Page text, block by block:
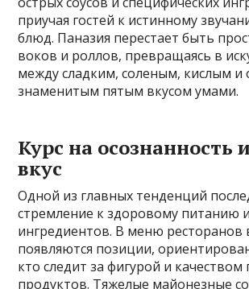
приучая гостей к истинному
блюд. Паназия перестает быть
воков и роллов, превращаясь в
между сладким, соленым, кислым
знаменитым пятым вкусом умами.
Курс на осознанность
вкус
Одной из главных тенденций
стремление к здоровому питанию
ингредиентов. В меню ресторанов
появляются позиции,
кто следит за фигурой и
продуктов. Тяжелые майонезные